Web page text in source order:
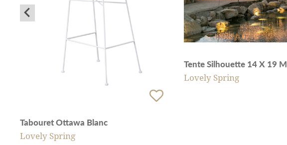
Tabouret Ottawa Blanc
Lovely Spring
Tente Silhouette 14 X 19 M
Lovely Spring